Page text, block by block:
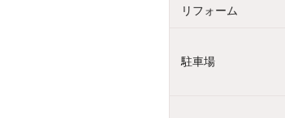
リフォーム
駐車場